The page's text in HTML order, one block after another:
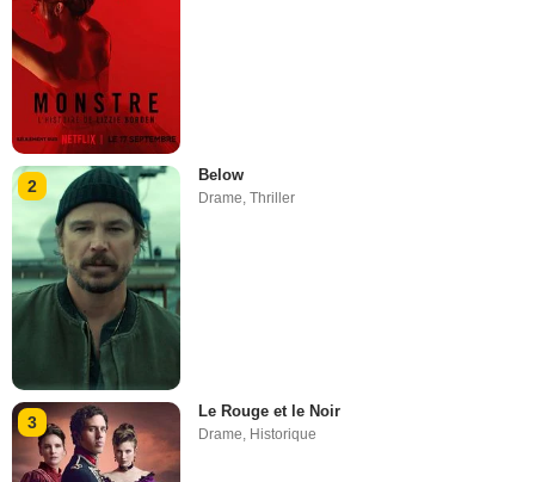
2
Below
Drame ,Thriller
3
Le Rouge et le Noir
Drame, Historique